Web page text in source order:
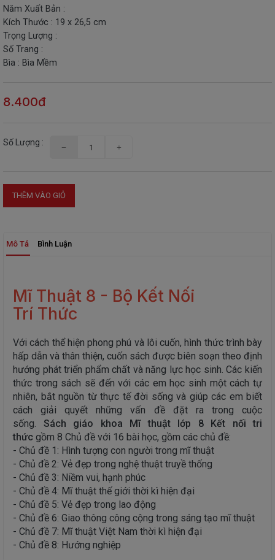
CHƠI
THIẾT
BỊ
-
STEM
Năm Xuất Bản :
Kích Thước : 19 x 26,5 cm
Trọng Lượng :
Số Trang :
Bìa : Bìa Mềm
8.400đ
Số Lượng :
THÊM VÀO GIỎ
Mô Tả Bình Luận
Mĩ Thuật 8 - Bộ Kết Nối
Trí Thức
Với cách thể hiện phong phú và lôi cuốn, hình thức trình bày
hấp dẫn và thân thiện, cuốn sách được biên soạn theo định
hướng phát triển phẩm chất và năng lực học sinh. Các kiến
thức trong sách sẽ đến với các em học sinh một cách tự
nhiên, bắt nguồn từ thực tế đời sống và giúp các em biết
cách giải quyết những vấn đề đặt ra trong cuộc
sống. Sách giáo khoa Mĩ thuậtlớp 8 Kết nối tri
thức gồm 8 Chủ đề với 16 bài học, gồm các chủ đề:
- Chủ đề 1: Hình tượng con người trong mĩ thuật
- Chủ đề 2: Vẻ đẹp trong nghệ thuật truyề thống
- Chủ đề 3: Niềm vui, hạnh phúc
- Chủ đề 4: Mĩ thuật thế giới thời kì hiện đại
- Chủ đề 5: Vẻ đẹp trong lao động
- Chủ đề 6: Giao thông công cộng trong sáng tạo mĩ thuật
- Chủ đề 7: Mĩ thuật Việt Nam thời kì hiện đại
- Chủ đề 8: Hướng nghiệp